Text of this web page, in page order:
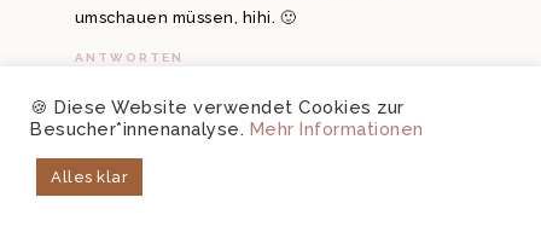
umschauen müssen, hihi. 🙂
ANTWORTEN
15. MAI 2013
🍪 Diese Website verwendet Cookies zur
Besucher*innenanalyse. Mehr Informationen
Alles klar